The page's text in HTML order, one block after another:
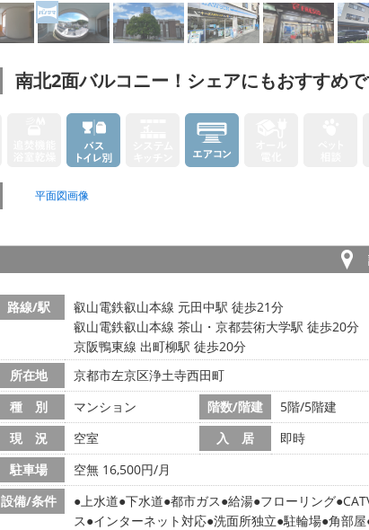
南北2面バルコニー！シェアにもおすすめで
平面図画像
路線/駅
叡山電鉄叡山本線 元田中駅 徒歩21分
叡山電鉄叡山本線 茶山・京都芸術大学駅 徒歩20分
京阪鴨東線 出町柳駅 徒歩20分
所在地
京都市左京区浄土寺西田町
種 別
マンション 階数/階建 5階/5階建
現 況
空室 入 居 即時
駐車場
空無 16,500円/月
設備/条件
上水道 下水道 都市ガス 給湯 フローリング
ス インターネット対応 洗面所独立 駐輪場 角部屋